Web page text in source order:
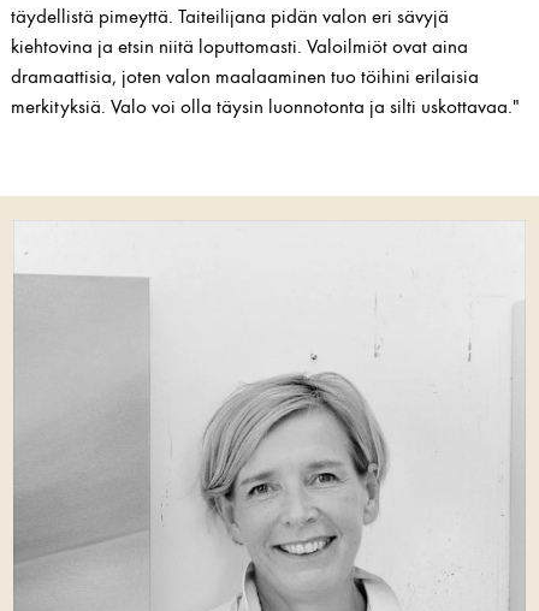
täydellistä pimeyttä. Taiteilijana pidän valon eri sävyjä
kiehtovina ja etsin niitä loputtomasti. Valoilmiöt ovat aina
dramaattisia, joten valon maalaaminen tuo töihini erilaisia
merkityksiä. Valo voi olla täysin luonnotonta ja silti uskottavaa."